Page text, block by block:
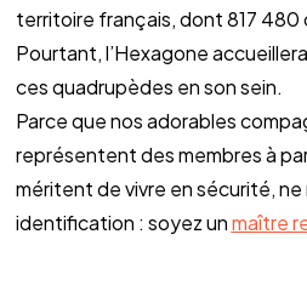
territoire français, dont 817 480
Pourtant, l’Hexagone
ces quadrupèdes en son sein.
Parce que nos adorables
représentent des membres à
méritent de vivre en sécurité, ne
identification : soyez un maître